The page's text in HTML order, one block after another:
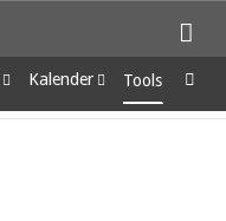
Kalender
Wochenansicht
Tools